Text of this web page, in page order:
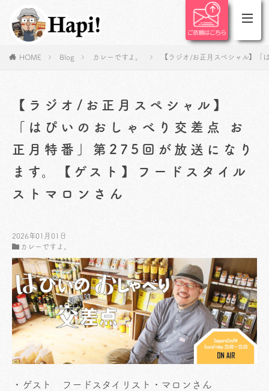
HOME Blog カレーですよ。 【ラジオ/お正月スペシャル】「
【ラジオ/お正月スペシャル】
「はぴいのおしゃべり交差点 お
正月特番」第275回が放送になり
ます。【ゲスト】フードスタイル
ストマロンさん
2026年01月01日
カレーですよ。
・ゲスト フードスタイリスト・マロンさん